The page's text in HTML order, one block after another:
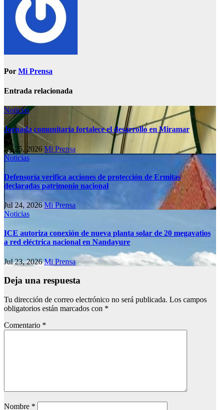
Por Mi Prensa
Entrada relacionada
Noticias
Jornada comunitaria fortalece el desarrollo en Miramar
Jul 25, 2026 Mi Prensa
Noticias
Defensoría verifica acciones de protección de Ermitas
declaradas patrimonio nacional
Jul 24, 2026Mi Prensa
Noticias
ICE autoriza conexión de nueva planta solar de 20 megavatios
a red eléctrica nacional en Nandayure
Jul 23, 2026Mi Prensa
Deja una respuesta
Tu dirección de correo electrónico no será publicada. Los campos
obligatorios están marcados con *
Comentario *
Nombre *